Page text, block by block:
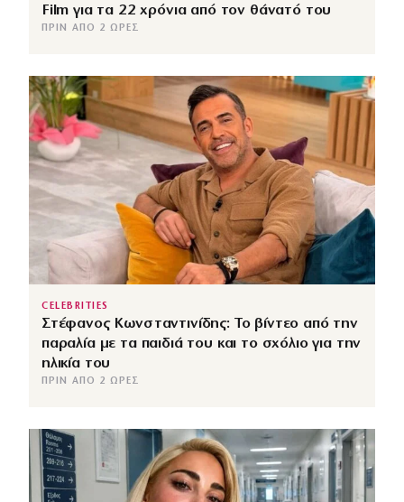
Film για τα 22 χρόνια από τον θάνατό του
ΠΡΙΝ ΑΠΌ 2 ΏΡΕΣ
CELEBRITIES
Στέφανος Κωνσταντινίδης: Το βίντεο από την
παραλία με τα παιδιά του και το σχόλιο για την
ηλικία του
ΠΡΙΝ ΑΠΌ 2 ΏΡΕΣ